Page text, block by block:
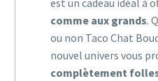
est un cadeau idéal à
comme aux grands.
ou non Taco Chat
nouvel univers vous
complètement